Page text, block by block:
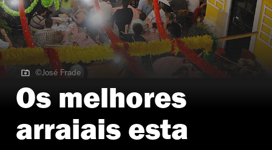
©José Frade
©José Frade
Os melhores
arraiais esta